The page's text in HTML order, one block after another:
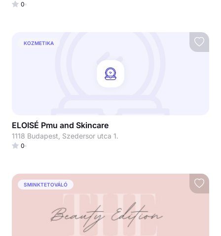
0
KOZMETIKA
ELOISÉ Pmu and Skincare
1118 Budapest, Szedersor utca 1.
0
SMINKTETOVÁLÓ